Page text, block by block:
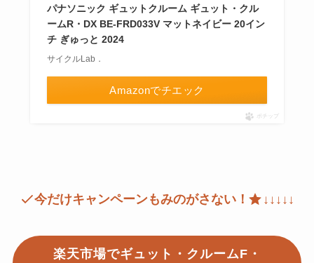
パナソニック ギュットクルーム ギュット・クル
ームR・DX BE-FRD033V マットネイビー 20イン
チ ぎゅっと 2024
サイクルLab．
Amazonでチエック
ポチップ
今だけキャンペーンもみのがさない！ ↓↓↓↓↓
楽天市場でギュット・クルームF・